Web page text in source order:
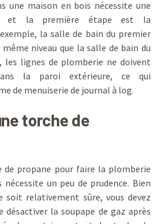
une maison en bois nécessite une
et la première étape est la
la salle de bain du premier
niveau que la salle de bain du
les lignes de plomberie ne doivent
la paroi extérieure, ce qui
de menuiserie de journal à log.
torche de
de propane pour faire la plomberie
un peu de prudence. Bien
soit relativement sûre, vous devez
désactiver la soupape de gaz après